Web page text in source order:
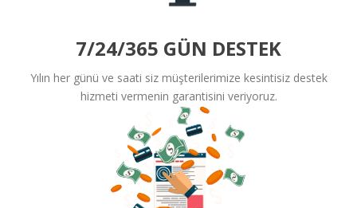
7/24/365 GÜN DESTEK
Yılın her günü ve saati siz müşterilerimize kesintisiz destek
hizmeti vermenin garantisini veriyoruz.